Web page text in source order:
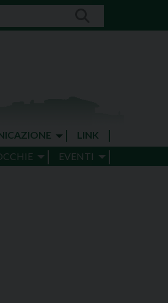
LINK
EVENTI